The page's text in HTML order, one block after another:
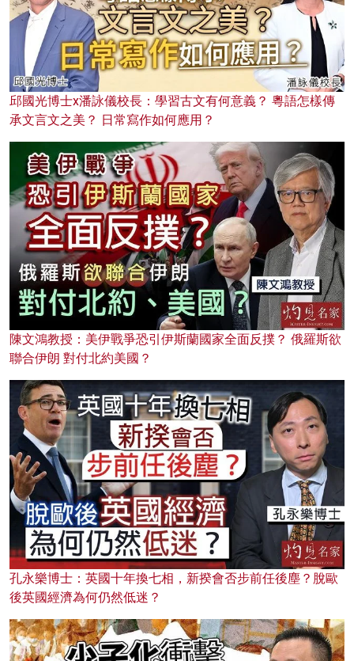
邱國光博士x潘詠儀校長：學習古文有何意義？ 粵語怎樣傳
承文言文之美？ 日常寫作如何應用？
陳文鴻教授：美伊戰爭恐引伊斯蘭國家全面反撲？ 俄羅斯欲
聯合伊朗 對付北約美國？
孔永樂博士：英國十年換七相，新揆會否步前任後塵？脫歐
後英國經濟為何仍然低迷？